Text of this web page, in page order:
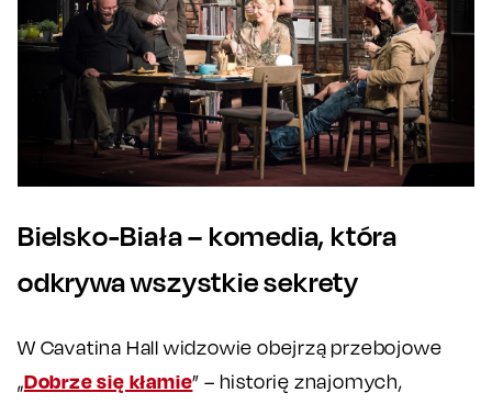
Bielsko-Biała – komedia, która
odkrywa wszystkie sekrety
W Cavatina Hall widzowie obejrzą przebojowe
„Dobrze się kłamie” – historię znajomych,